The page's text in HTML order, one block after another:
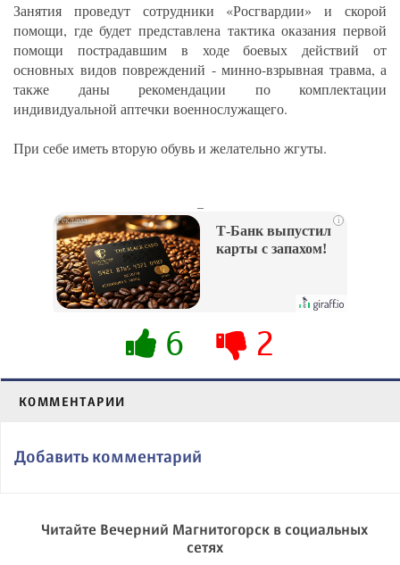
Занятия проведут сотрудники «Росгвардии» и скорой
помощи, где будет представлена тактика оказания первой
помощи пострадавшим в ходе боевых действий от
основных видов повреждений - минно-взрывная травма, а
также даны рекомендации по комплектации
индивидуальной аптечки военнослужащего.
При себе иметь вторую обувь и желательно жгуты.
i
Т-Банк выпустил
карты с запахом!
6 2
КОММЕНТАРИИ
Добавить комментарий
Читайте Вечерний Магнитогорск в социальных
сетях